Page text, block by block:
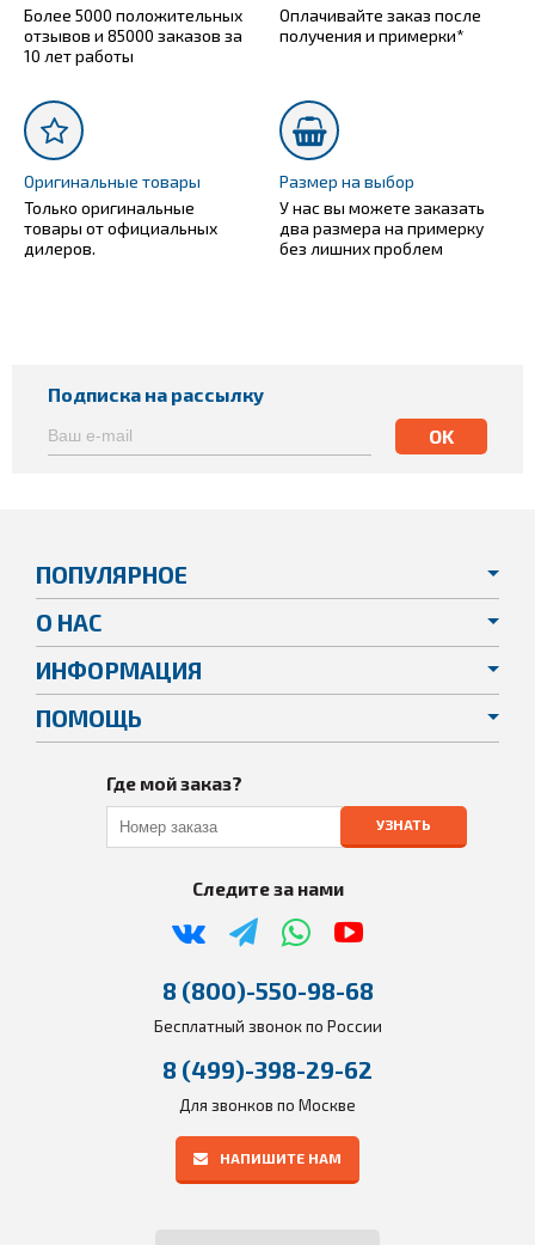
Более 5000 положительных
отзывов и 85000 заказов за
10 лет работы
Оплачивайте заказ после
получения и примерки*
Оригинальные товары
Только оригинальные
товары от официальных
дилеров.
Размер на выбор
У нас вы можете заказать
два размера на примерку
без лишних проблем
Подписка на рассылку
ПОПУЛЯРНОЕ
О НАС
ИНФОРМАЦИЯ
ПОМОЩЬ
Где мой заказ?
УЗНАТЬ
Следите за нами
8 (800)-550-98-68
Бесплатный звонок по России
8 (499)-398-29-62
Для звонков по Москве
НАПИШИТЕ НАМ